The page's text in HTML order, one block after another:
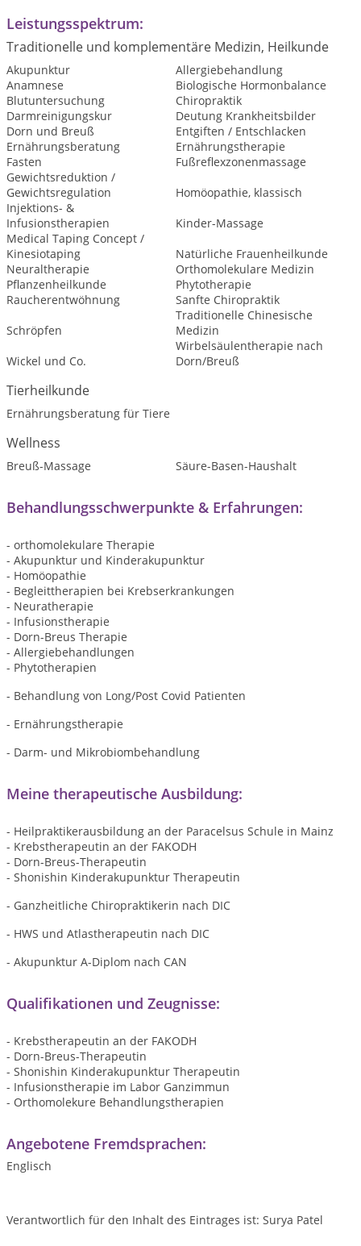
Leistungsspektrum:
Traditionelle und komplementäre Medizin, Heilkunde
Akupunktur
Allergiebehandlung
Anamnese
Biologische Hormonbalance
Blutuntersuchung
Chiropraktik
Darmreinigungskur
Deutung Krankheitsbilder
Dorn und Breuß
Entgiften / Entschlacken
Ernährungsberatung
Ernährungstherapie
Fasten
Fußreflexzonenmassage
Gewichtsreduktion /
Gewichtsregulation
Homöopathie, klassisch
Injektions- &
Infusionstherapien
Kinder-Massage
Medical Taping Concept /
Kinesiotaping
Natürliche Frauenheilkunde
Neuraltherapie
Orthomolekulare Medizin
Pflanzenheilkunde
Phytotherapie
Raucherentwöhnung
Sanfte Chiropraktik
Schröpfen
Traditionelle Chinesische
Medizin
Wickel und Co.
Wirbelsäulentherapie nach
Dorn/Breuß
Tierheilkunde
Ernährungsberatung für Tiere
Wellness
Breuß-Massage Säure-Basen-Haushalt
Behandlungsschwerpunkte & Erfahrungen:
- orthomolekulare Therapie
- Akupunktur und Kinderakupunktur
- Homöopathie
- Begleittherapien bei Krebserkrankungen
- Neuratherapie
- Infusionstherapie
- Dorn-Breus Therapie
- Allergiebehandlungen
- Phytotherapien
- Behandlung von Long/Post Covid Patienten
- Ernährungstherapie
- Darm- und Mikrobiombehandlung
Meine therapeutische Ausbildung:
- Heilpraktikerausbildung an der Paracelsus Schule in Mainz
- Krebstherapeutin an der FAKODH
- Dorn-Breus-Therapeutin
- Shonishin Kinderakupunktur Therapeutin
- Ganzheitliche Chiropraktikerin nach DIC
- HWS und Atlastherapeutin nach DIC
- Akupunktur A-Diplom nach CAN
Qualifikationen und Zeugnisse:
- Krebstherapeutin an der FAKODH
- Dorn-Breus-Therapeutin
- Shonishin Kinderakupunktur Therapeutin
- Infusionstherapie im Labor Ganzimmun
- Orthomolekure Behandlungstherapien
Angebotene Fremdsprachen:
Englisch
Verantwortlich für den Inhalt des Eintrages ist: Surya Patel